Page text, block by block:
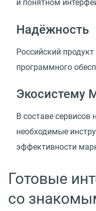
и понятном
Надёжность
Российский
программного
Экосистему
В составе сервисов
необходимые
эффективности
Готовые
со